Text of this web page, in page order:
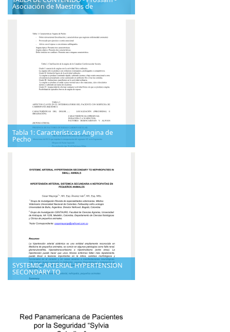
Asociación de Maestros de
Tabla 1: Características Angina de
Pecho
SYSTEMIC ARTERIAL HYPERTENSION
SECONDARY TO